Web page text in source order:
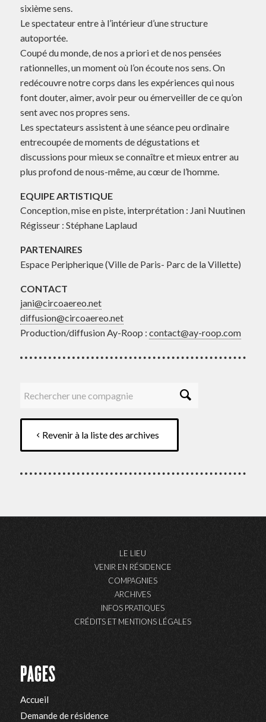
sixième sens.
Le spectateur entre à l’intérieur d’une structure
autoportée.
Coupé du monde, de nos a priori et de nos pensées
rationnelles, un moment où l’on écoute nos sens. On
redécouvre notre corps dans les expériences qui nous
font douter, aimer, avoir peur ou émerveiller de ce qu’on
sent avec nos propres sens.
Les spectateurs assistent à une séance peu ordinaire
entrecoupée de moments de dégustations et
discussions pour mieux se connaître et mieux entrer au
plus profond de nous-même, au cœur de l’homme.
EQUIPE ARTISTIQUE
Conception, mise en piste, interprétation : Jani Nuutinen
Régisseur : Stéphane Laplaud
PARTENAIRES
Espace Peripherique (Ville de Paris- Parc de la Villette)
CONTACT
jani@circoaereo.net
diffusion@circoaereo.net
Production/diffusion Ay-Roop : contact@ay-roop.com
Revenir à la liste des archives
LE LIEU
VENIR EN RÉSIDENCE
COMPAGNIES
ARCHIVES
INFOS PRATIQUES
CRÉDITS ET MENTIONS LÉGALES
PAGES
Accueil
Demande de résidence